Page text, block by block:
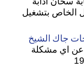
الخاص بتشغيل
جاك الشيخ
اي مشكلة